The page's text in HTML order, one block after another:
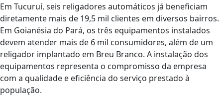
Em Tucuruí, seis religadores automáticos já beneficiam
diretamente mais de 19,5 mil clientes em diversos bairros.
Em Goianésia do Pará, os três equipamentos instalados
devem atender mais de 6 mil consumidores, além de um
religador implantado em Breu Branco. A instalação dos
equipamentos representa o compromisso da empresa
com a qualidade e eficiência do serviço prestado à
população.